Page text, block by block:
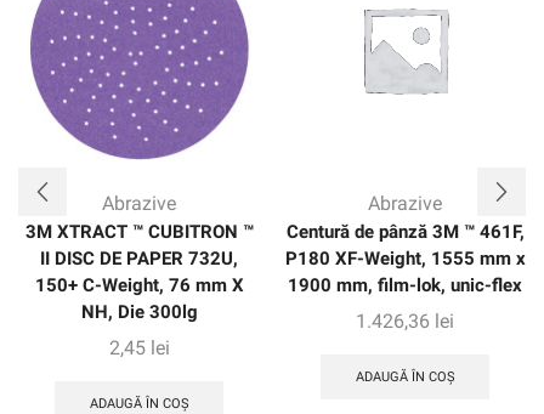
Abrazive
3M XTRACT ™ CUBITRON ™
II DISC DE PAPER 732U,
150+ C-Weight, 76 mm X
NH, Die 300lg
2,45 lei
ADAUGĂ ÎN COȘ
Abrazive
Centură de pânză 3M ™ 461F,
P180 XF-Weight, 1555 mm x
1900 mm, film-lok, unic-flex
1.426,36 lei
ADAUGĂ ÎN COȘ